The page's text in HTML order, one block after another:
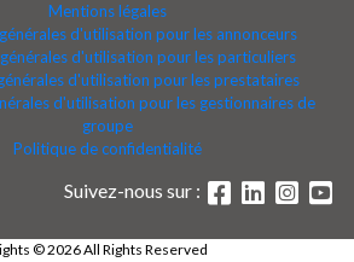
Mentions légales
d'utilisation pour les annonceurs
d'utilisation pour les particuliers
d'utilisation pour les prestataires
d'utilisation pour les gestionnaires de
groupe
Politique de confidentialité
Suivez-nous sur :
© 2026 All Rights Reserved